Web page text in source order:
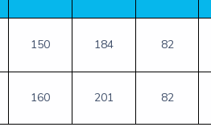
150 184 82
160 201 82